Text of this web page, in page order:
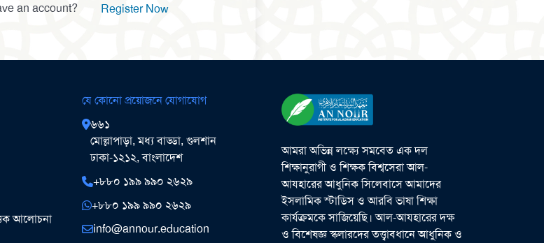
an account? Register Now
আলোচনা
যে কোনো প্রয়োজনে যোগাযোগ
৬৬১
মোল্লাপাড়া, মধ্য বাড্ডা, গুলশান
ঢাকা-১২১২, বাংলাদেশ
+৮৮০ ১৯৯ ৯৯০ ২৬২৯
+৮৮০ ১৯৯ ৯৯০ ২৬২৯
info@annour.education
আমরা অভিন্ন লক্ষ্যে সমবেত এক দল
শিক্ষানুরাগী ও শিক্ষক বিশ্বসেরা আল-
আযহারের আধুনিক সিলেবাসে আমাদের
ইসলামিক স্টাডিস ও আরবি ভাষা শিক্ষা
কার্যক্রমকে সাজিয়েছি। আল-আযহারের দক্ষ
ও বিশেষজ্ঞ স্কলারদের তত্ত্বাবধানে আধুনিক ও